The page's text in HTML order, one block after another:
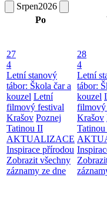
Srpen2026
Po
27
4
Letní stanový
tábor: Škola čar a
kouzel Letní
filmový festival
Krašov Poznej
Tatinou II
AKTUALIZACE
Inspirace přírodou
Zobrazit všechny
záznamy ze dne
28
4
Letní
tábor:
kouzel
filmový
Krašov